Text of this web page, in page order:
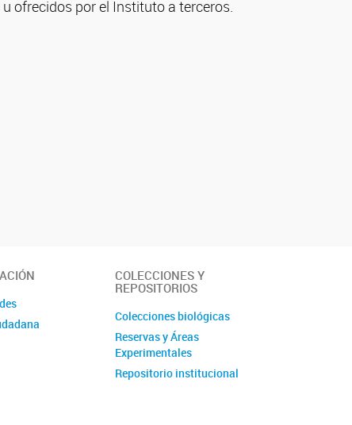
ofrecidos por el Instituto a terceros.
COLECCIONES Y
REPOSITORIOS
Colecciones biológicas
Reservas y Áreas
Experimentales
Repositorio institucional